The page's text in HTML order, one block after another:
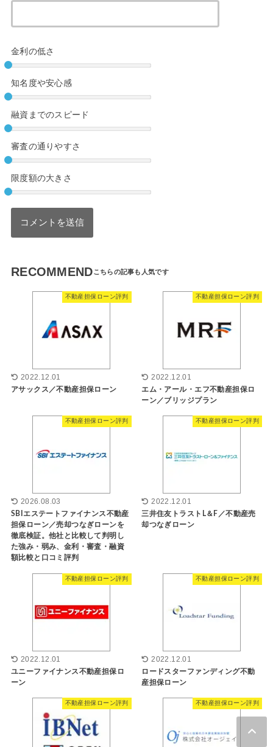
金利の低さ
知名度や安心感
融資までのスピード
審査の通りやすさ
限度額の大きさ
RECOMMEND
不動産担保ローン評判
2022.12.01
アサックス／不動産担保ローン
不動産担保ローン評判
2022.12.01
エム・アール・エフ不動産担保ロ
ーン／ブリッジプラン
不動産担保ローン評判
2026.08.03
SBIエステートファイナンス不動産
担保ローン／売却つなぎローンを
徹底検証。他社と比較して判明し
た強み・弱み、金利・審査・融資
額比較と口コミ評判
不動産担保ローン評判
2022.12.01
三井住友トラストL＆F／不動産売
却つなぎローン
不動産担保ローン評判
2022.12.01
ユニーファイナンス不動産担保ロ
ーン
不動産担保ローン評判
2022.12.01
ロードスターファンディング不動
産担保ローン
不動産担保ローン評判 不動産担保ローン評判